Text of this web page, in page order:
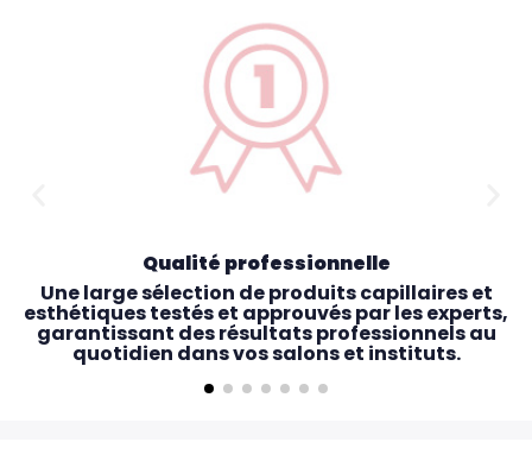
Qualité professionnelle
Une large sélection de produits capillaires et
esthétiques testés et approuvés par les experts,
garantissant des résultats professionnels au
quotidien dans vos salons et instituts.